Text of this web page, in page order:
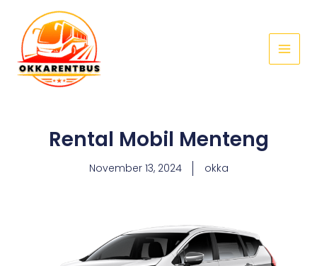
content
Menu
Rental Mobil Menteng
November 13, 2024 okka